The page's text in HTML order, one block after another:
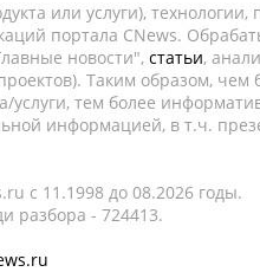
или услуги), технологии,
портала CNews.
новости", статьи,
Таким образом,
услуги, тем более
информацией, в т.ч.
c 11.1998 до 08.2026 годы.
разбора - 724413.